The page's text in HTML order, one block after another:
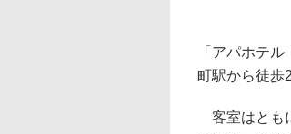
「アパホテ
町駅から徒歩
客室はとも